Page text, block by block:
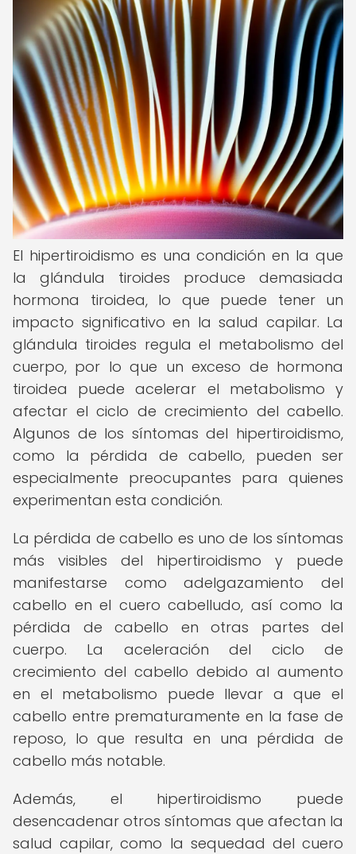
El hipertiroidismo es una condición en la que
la glándula tiroides produce demasiada
hormona tiroidea, lo que puede tener un
impacto significativo en la salud capilar. La
glándula tiroides regula el metabolismo del
cuerpo, por lo que un exceso de hormona
tiroidea puede acelerar el metabolismo y
afectar el ciclo de crecimiento del cabello.
Algunos de los síntomas del hipertiroidismo,
como la pérdida de cabello, pueden ser
especialmente preocupantes para quienes
experimentan esta condición.
La pérdida de cabello es uno de los síntomas
más visibles del hipertiroidismo y puede
manifestarse como adelgazamiento del
cabello en el cuero cabelludo, así como la
pérdida de cabello en otras partes del
cuerpo. La aceleración del ciclo de
crecimiento del cabello debido al aumento
en el metabolismo puede llevar a que el
cabello entre prematuramente en la fase de
reposo, lo que resulta en una pérdida de
cabello más notable.
Además, el hipertiroidismo puede
desencadenar otros síntomas que afectan la
salud capilar, como la sequedad del cuero